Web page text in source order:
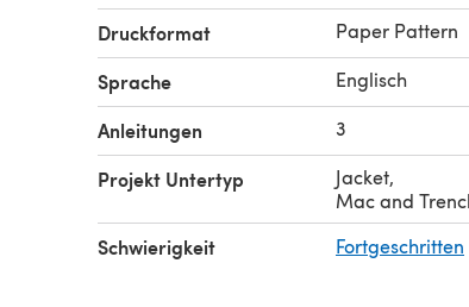
Druckformat Paper Pattern
Sprache Englisch
Anleitungen 3
Projekt Untertyp Jacket,
Mac and
Schwierigkeit Fortgeschritten